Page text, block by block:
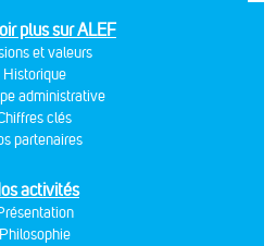
plus sur ALEF
et valeurs
Historique
administrative
clés
partenaires
activités
Philosophie